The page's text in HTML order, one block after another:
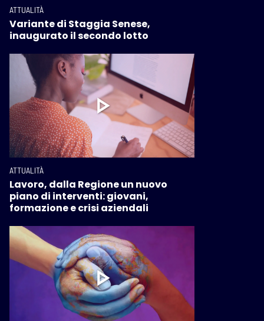
ATTUALITÀ
Variante di Staggia Senese,
inaugurato il secondo lotto
ATTUALITÀ
Lavoro, dalla Regione un nuovo
piano di interventi: giovani,
formazione e crisi aziendali